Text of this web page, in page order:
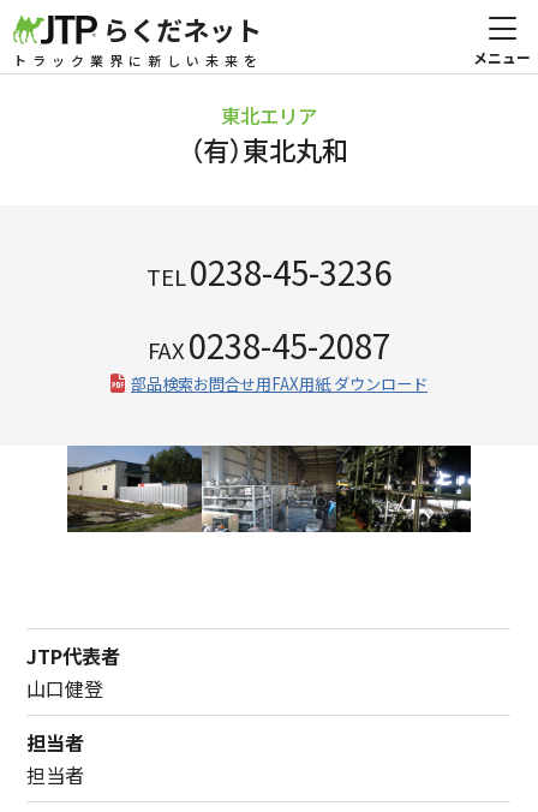
らくだネット
トラック業界に新しい未来を
東北エリア
（有）東北丸和
TEL0238-45-3236
FAX0238-45-2087
部品検索お問合せ用FAX用紙 ダウンロード
JTP代表者
山口健登
担当者
担当者